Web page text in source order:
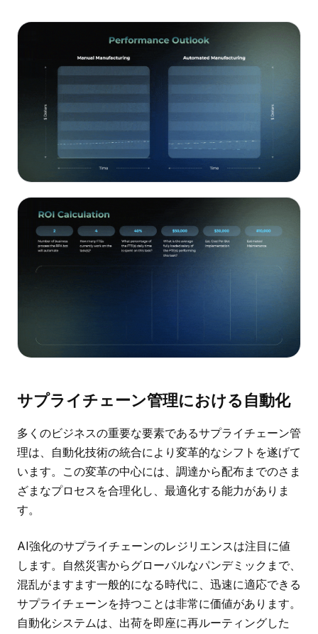
サプライチェーン管理における自動化
多くのビジネスの重要な要素であるサプライチェーン管
理は、自動化技術の統合により変革的なシフトを遂げて
います。この変革の中心には、調達から配布までのさま
ざまなプロセスを合理化し、最適化する能力がありま
す。
AI強化のサプライチェーンのレジリエンスは注目に値
します。自然災害からグローバルなパンデミックまで、
混乱がますます一般的になる時代に、迅速に適応できる
サプライチェーンを持つことは非常に価値があります。
自動化システムは、出荷を即座に再ルーティングした